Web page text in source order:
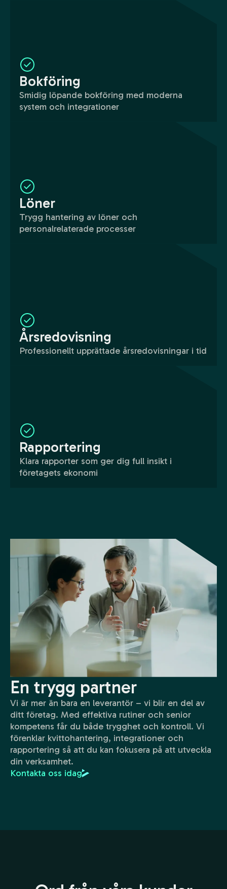
Bokföring
Smidig löpande bokföring med moderna
system och integrationer
Löner
Trygg hantering av löner och
personalrelaterade processer
Årsredovisning
Professionellt upprättade årsredovisningar i tid
Rapportering
Klara rapporter som ger dig full insikt i
företagets ekonomi
En trygg partner
Vi är mer än bara en leverantör – vi blir en del av
ditt företag. Med effektiva rutiner och senior
kompetens får du både trygghet och kontroll. Vi
förenklar kvittohantering, integrationer och
rapportering så att du kan fokusera på att utveckla
din verksamhet.
Kontakta oss idag